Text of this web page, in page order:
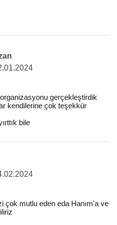
gerçekleştirdik
kendilerine çok teşekkür
bile
çok mutlu eden eda Hanım'a ve